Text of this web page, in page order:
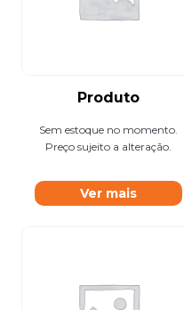
Produto
Sem estoque no momento.
Preço sujeito a alteração.
Ver mais